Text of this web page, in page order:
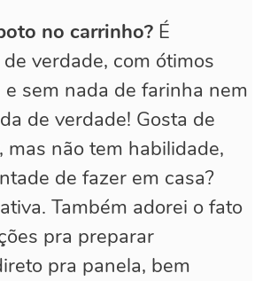
no carrinho? É
verdade, com ótimos
sem nada de farinha nem
de verdade! Gosta de
mas não tem habilidade,
de fazer em casa?
Também adorei o fato
pra preparar
pra panela, bem